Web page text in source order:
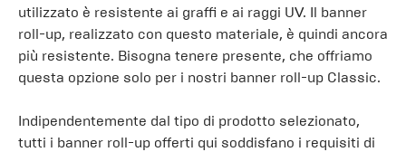
utilizzato è resistente ai graffi e ai raggi UV. Il banner
roll-up, realizzato con questo materiale, è quindi ancora
più resistente. Bisogna tenere presente, che offriamo
questa opzione solo per i nostri banner roll-up Classic.
Indipendentemente dal tipo di prodotto selezionato,
tutti i banner roll-up offerti qui soddisfano i requisiti di